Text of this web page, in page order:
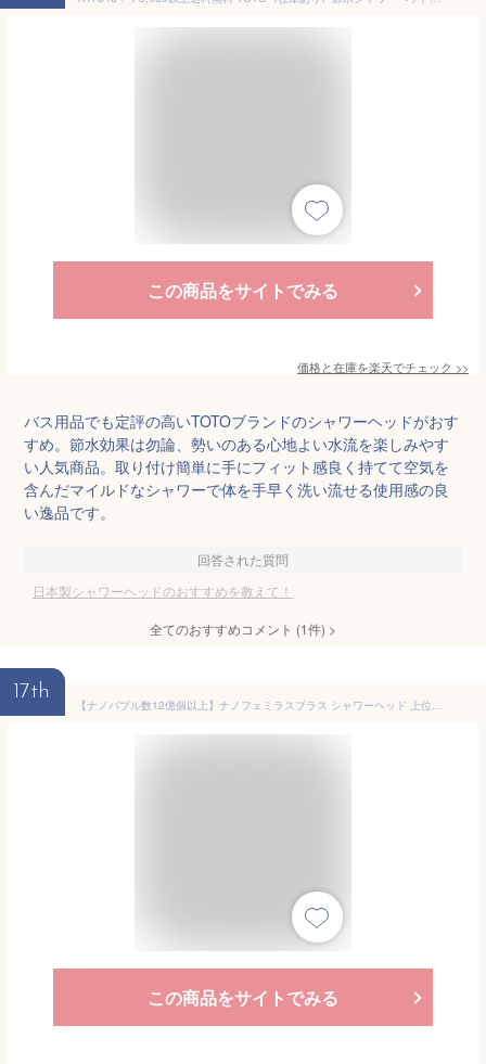
この商品をサイトでみる
価格と在庫を楽天でチェック >>
バス用品でも定評の高いTOTOブランドのシャワーヘッドがおす
すめ。節水効果は勿論、勢いのある心地よい水流を楽しみやす
い人気商品。取り付け簡単に手にフィット感良く持てて空気を
含んだマイルドなシャワーで体を手早く洗い流せる使用感の良
い逸品です。
回答された質問
日本製シャワーヘッドのおすすめを教えて！
全てのおすすめコメント (1件) >
17th
【ナノバブル数12億個以上】ナノフェミラスプラス シャワーヘッド 上位モデル 【公式ストア】 JAPAN STAR ジャパンスター 日本製 東大阪 マイクロナノバブル 潤い肌 保湿 洗浄 節水節約 3段階水流水圧切替 超極小泡 塩素除去 軽量設計
この商品をサイトでみる